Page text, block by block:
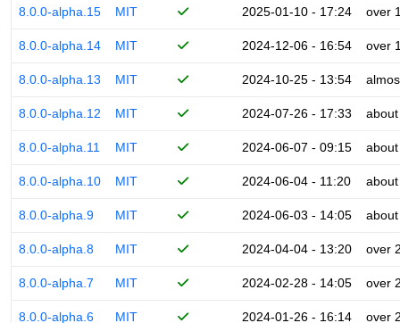
8.0.0-alpha.15 MIT 2025-01-10 - 17:24 over
8.0.0-alpha.14 MIT 2024-12-06 - 16:54 over
8.0.0-alpha.13 MIT 2024-10-25 - 13:54
8.0.0-alpha.12 MIT 2024-07-26 - 17:33
8.0.0-alpha.11 MIT 2024-06-07 - 09:15
8.0.0-alpha.10 MIT 2024-06-04 - 11:20
8.0.0-alpha.9 MIT 2024-06-03 - 14:05
8.0.0-alpha.8 MIT 2024-04-04 - 13:20 over
8.0.0-alpha.7 MIT 2024-02-28 - 14:05 over
8.0.0-alpha.6 MIT 2024-01-26 - 16:14 over